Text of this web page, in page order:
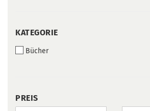
KATEGORIE
KATEGORIE
Bücher
PREIS
PREIS